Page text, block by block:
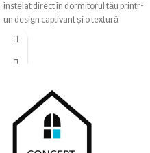
înstelat direct în dormitorul tău printr-
un design captivant și o textură
incredibil de fină. Acest set complet
un somn liniștit, fiind realizat din
utilizării zilnice fără a-și pierde
catifelarea.